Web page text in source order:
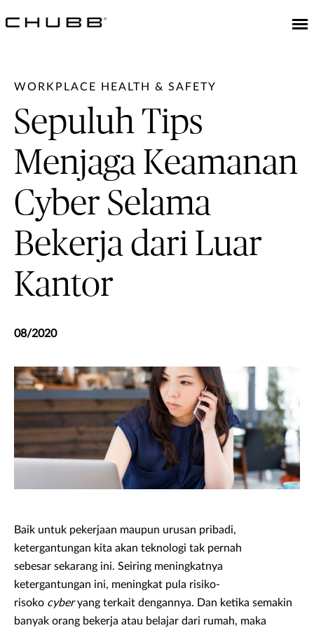
WORKPLACE HEALTH & SAFETY
Sepuluh Tips
Menjaga Keamanan
Cyber Selama
Bekerja dari Luar
Kantor
08/2020
Baik untuk pekerjaan maupun urusan pribadi,
ketergantungan kita akan teknologi tak pernah
sebesar sekarang ini. Seiring meningkatnya
ketergantungan ini, meningkat pula risiko-
risoko cyberyang terkait dengannya. Dan ketika semakin
banyak orang bekerja atau belajar dari rumah, maka